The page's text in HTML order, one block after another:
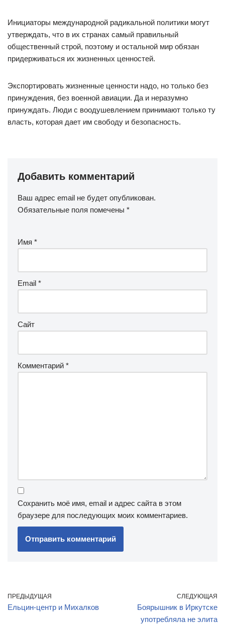
Инициаторы международной радикальной политики могут
утверждать, что в их странах самый правильный
общественный строй, поэтому и остальной мир обязан
придерживаться их жизненных ценностей.
Экспортировать жизненные ценности надо, но только без
принуждения, без военной авиации. Да и неразумно
принуждать. Люди с воодушевлением принимают только ту
власть, которая дает им свободу и безопасность.
Добавить комментарий
Ваш адрес email не будет опубликован.
Обязательные поля помечены *
Имя *
Email *
Сайт
Комментарий *
Сохранить моё имя, email и адрес сайта в этом
браузере для последующих моих комментариев.
ПРЕДЫДУЩАЯ
Ельцин-центр и Михалков
СЛЕДУЮЩАЯ
Боярышник в Иркутске
употребляла не элита